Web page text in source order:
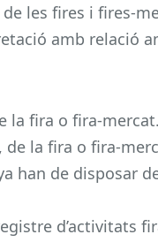
les fires i fires-
amb relació
la fira o fira-mercat.
la fira o fira-
han de disposar
d’activitats